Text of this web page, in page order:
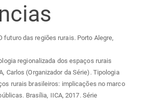
futuro das regiões rurais. Porto Alegre,
regionalizada dos espaços rurais
Carlos (Organizador da Série). Tipologia
rurais brasileiros: implicações no marco
Brasília, IICA, 2017. Série